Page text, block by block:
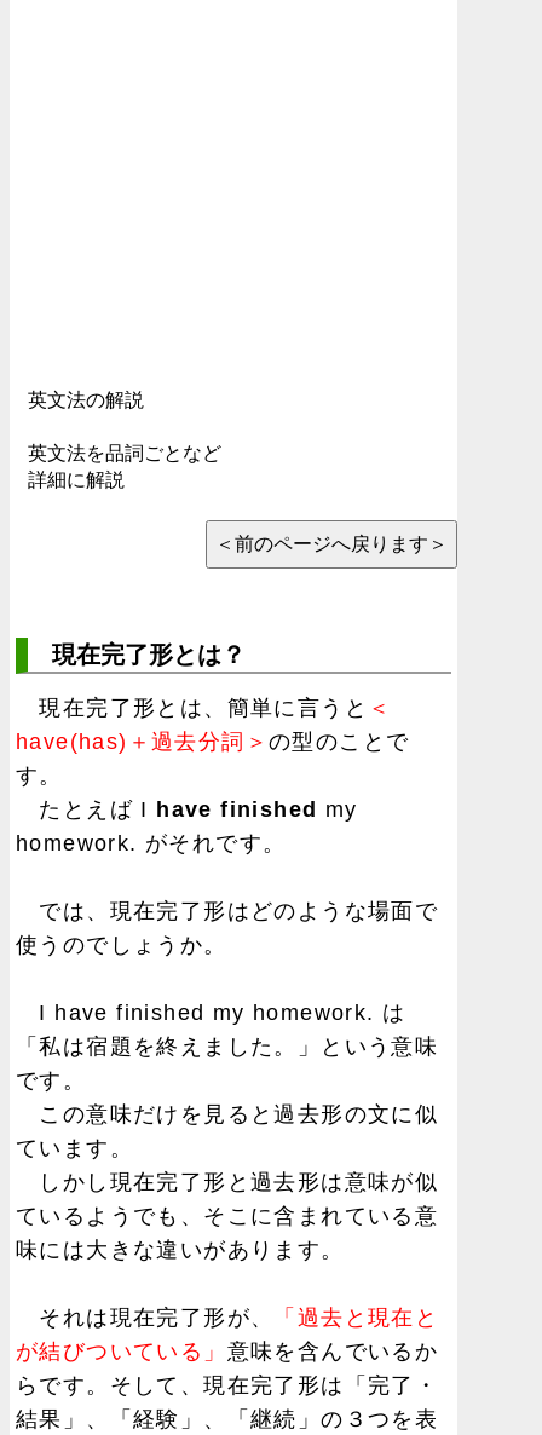
英文法の解説
英文法を品詞ごとなど
詳細に解説
現在完了形とは？
現在完了形とは、簡単に言うと ＜
have(has)＋過去分詞＞ の型のことで
す。
たとえば I have finished my
homework. がそれです。
では、現在完了形はどのような場面で
使うのでしょうか。
I have finished my homework. は
「私は宿題を終えました。」という意味
です。
この意味だけを見ると過去形の文に似
ています。
しかし現在完了形と過去形は意味が似
ているようでも、そこに含まれている意
味には大きな違いがあります。
それは現在完了形が、
「過去と現在と
が結びついている」 意味を含んでいるか
らです。そして、現在完了形は「完了・
結果」、「経験」、「継続」の３つを表